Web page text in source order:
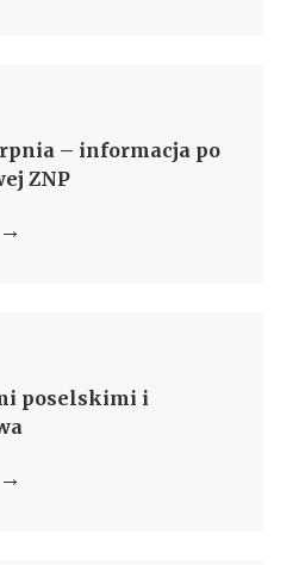
– informacja po
ZNP
→
poselskimi i
→